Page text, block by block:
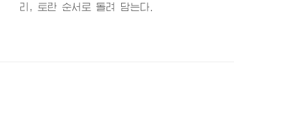
리, 토란 순서로 돌려 담는다.